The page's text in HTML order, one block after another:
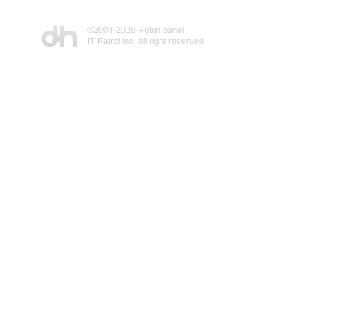
©2004-2026 Robin panel
IT Patrol inc. All right reserved.